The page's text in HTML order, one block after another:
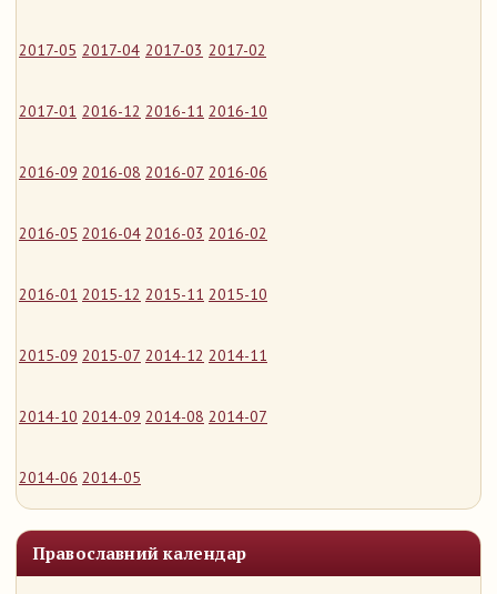
2017-05 2017-04 2017-03 2017-02
2017-01 2016-12 2016-11 2016-10
2016-09 2016-08 2016-07 2016-06
2016-05 2016-04 2016-03 2016-02
2016-01 2015-12 2015-11 2015-10
2015-09 2015-07 2014-12 2014-11
2014-10 2014-09 2014-08 2014-07
2014-06 2014-05
Православний календар